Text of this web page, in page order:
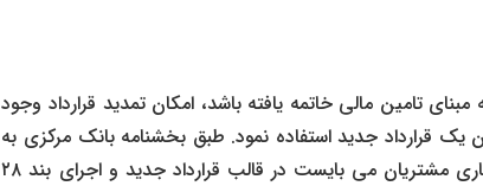
تامین مالی خاتمه یافته باشد، امکان تمدید قرارداد وجود
یک قرارداد جدید استفاده نمود. طبق بخشنامه بانک مرکزی به
شماره ۱۹۱۳۲۵/۹۰مورخ ۱۵/۰۸/۹۰ امهال مطالبات غیر جاری مشتریان می بایست در قالب قرارداد جدید و اجرای بند ۲۸